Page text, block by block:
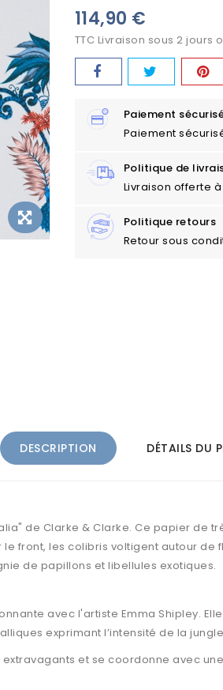
114,90 €
TTC Livraison sous 2 jours
Paiement
Paiement
Politique de
Livraison offerte
Politique retours
Retour sous
DESCRIPTION DÉTAILS DU
de Clarke & Clarke. Ce papier de
front, les colibris voltigent autour de
de papillons et libellules exotiques.
avec l'artiste Emma Shipley.
exprimant l’intensité de la
et se coordonne avec